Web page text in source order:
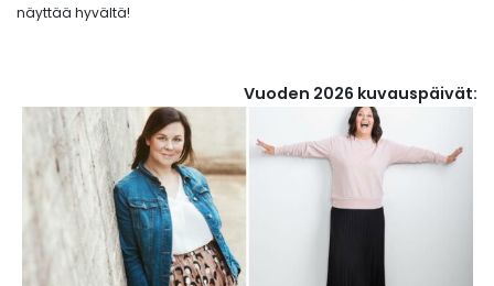
näyttää hyvältä!
Vuoden 2026 kuvauspäivät: